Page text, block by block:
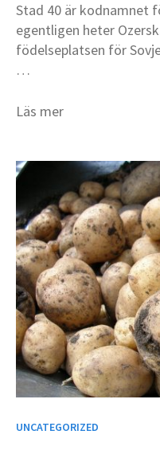
Stad 40 är kodnamnet
egentligen heter
födelseplatsen för
…
Läs mer
UNCATEGORIZED